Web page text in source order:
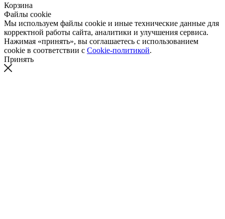
Корзина
Файлы cookie
Мы используем файлы cookie и иные технические данные для
корректной работы сайта, аналитики и улучшения сервиса.
Нажимая «принять», вы соглашаетесь с использованием
cookie в соответствии с Cookie-политикой.
Принять